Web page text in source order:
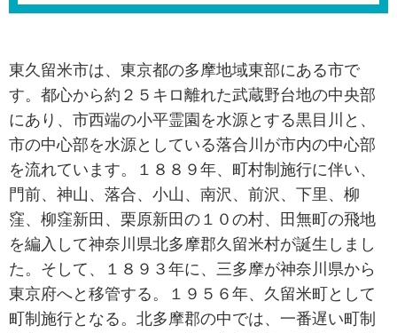
東久留米市は、東京都の多摩地域東部にある市で
す。都心から約２５キロ離れた武蔵野台地の中央部
にあり、市西端の小平霊園を水源とする黒目川と、
市の中心部を水源としている落合川が市内の中心部
を流れています。１８８９年、町村制施行に伴い、
門前、神山、落合、小山、南沢、前沢、下里、柳
窪、柳窪新田、栗原新田の１０の村、田無町の飛地
を編入して神奈川県北多摩郡久留米村が誕生しまし
た。そして、１８９３年に、三多摩が神奈川県から
東京府へと移管する。１９５６年、久留米町として
町制施行となる。北多摩郡の中では、一番遅い町制